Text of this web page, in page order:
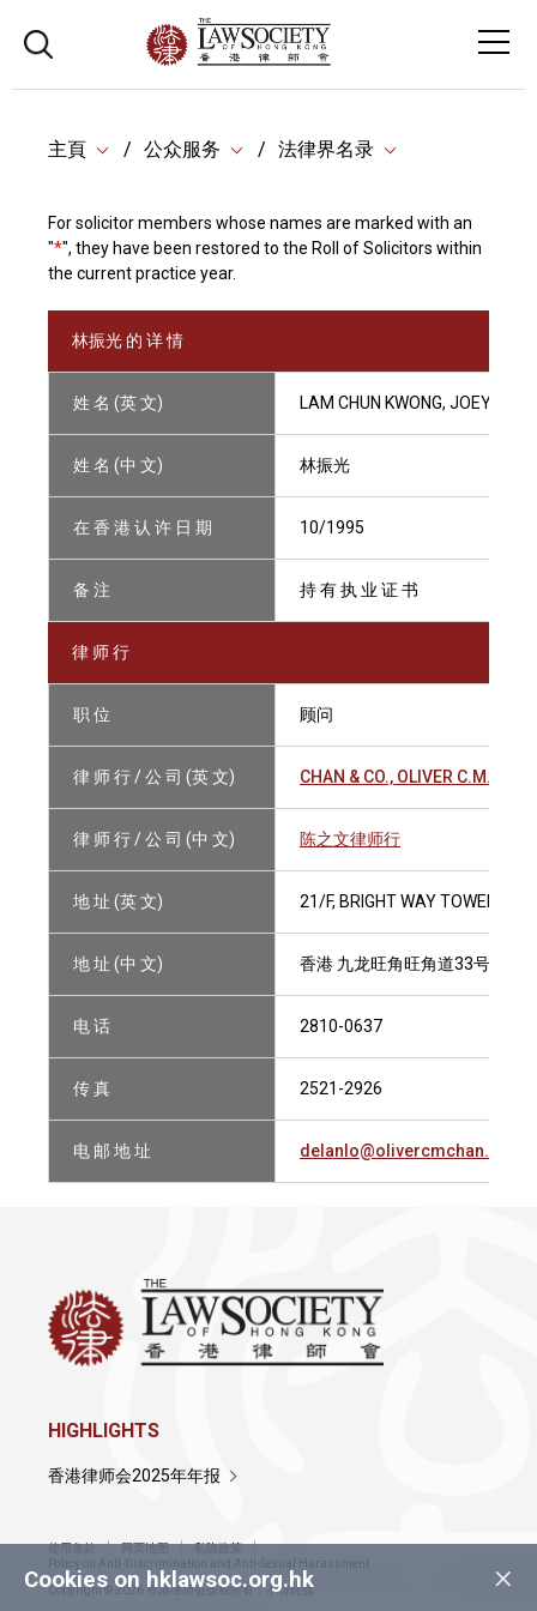
主頁 公众服务 法律界名录
For solicitor members whose names are marked with an
"*", they have been restored to the Roll of Solicitors within
the current practice year.
林振光 的 详 情
姓 名 (英 文) LAM CHUN KWONG, JOEY
姓 名 (中 文) 林振光
在 香 港 认 许 日 期 10/1995
备 注 持 有 执 业 证 书
律 师 行
职 位 顾问
律 师 行 / 公 司 (英 文) CHAN & CO., OLIVER C.M.
律 师 行 / 公 司 (中 文) 陈之文律师行
地 址 (英 文) 21/F, BRIGHT WAY TOWER, 33
地 址 (中 文) 香港 九龙旺角旺角道33号凯途
电 话 2810-0637
传 真 2521-2926
电 邮 地 址 delanlo@olivercmchan.com
×
Cookies on hklawsoc.org.hk
HIGHLIGHTS
香港律师会2025年年报
使用条款 网页地图
私隐政策
Policy on Anti-Discrimination and Anti-Sexual Harassment
Copyright © 2026 香港律师会版权所有，不得转载